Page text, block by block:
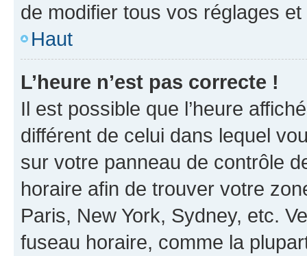
de modifier tous vos réglages
Haut
L’heure n’est pas correcte !
Il est possible que l’heure
différent de celui dans lequel
sur votre panneau de contrôle
horaire afin de trouver votre
Paris, New York, Sydney, etc.
fuseau horaire, comme la